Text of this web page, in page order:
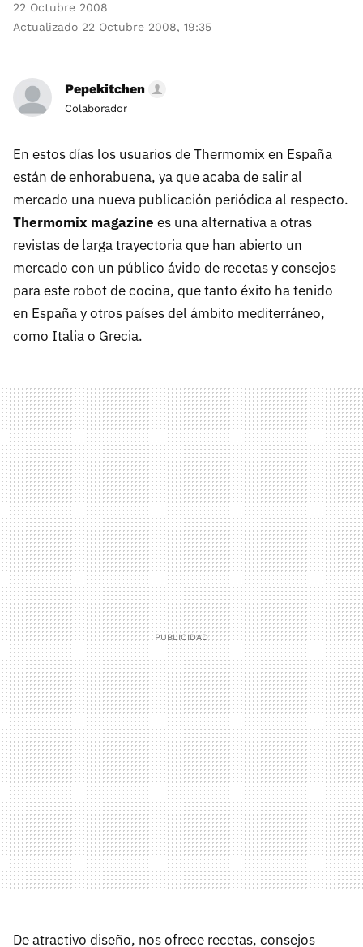
22 Octubre 2008
Actualizado 22 Octubre 2008, 19:35
Pepekitchen
Colaborador
En estos días los usuarios de Thermomix en España
están de enhorabuena, ya que acaba de salir al
mercado una nueva publicación periódica al respecto.
Thermomix magazine es una alternativa a otras
revistas de larga trayectoria que han abierto un
mercado con un público ávido de recetas y consejos
para este robot de cocina, que tanto éxito ha tenido
en España y otros países del ámbito mediterráneo,
como Italia o Grecia.
De atractivo diseño, nos ofrece recetas, consejos